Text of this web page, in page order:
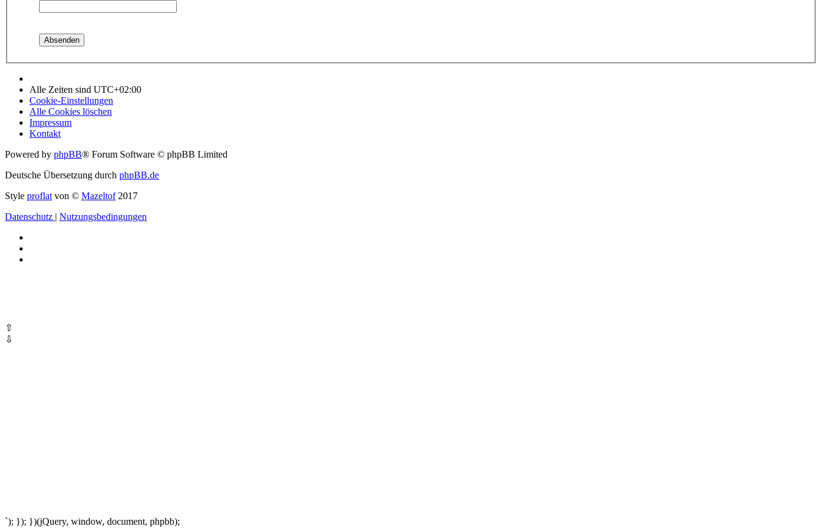
Alle Zeiten sind UTC+02:00
Cookie-Einstellungen
Alle Cookies löschen
Impressum
Kontakt
Powered by phpBB® Forum Software © phpBB Limited
Deutsche Übersetzung durch phpBB.de
Style proflat von © Mazeltof2017
Datenschutz | Nutzungsbedingungen
⇧
⇩
`); }); })(jQuery, window, document, phpbb);